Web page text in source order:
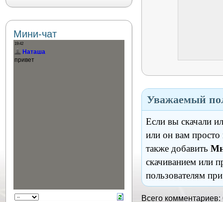
Уважаемый
Если вы скачали
или он вам просто
также добавить
скачиванием или
пользователям
Всего комментариев:
Мини-чат